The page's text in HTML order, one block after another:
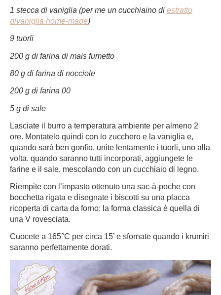
1 stecca di vaniglia (per me un cucchiaino di estratto
divaniglia home-made)
9 tuorli
200 g di farina di mais fumetto
80 g di farina di nocciole
200 g di farina 00
5 g di sale
Lasciate il burro a temperatura ambiente per almeno 2
ore. Montatelo quindi con lo zucchero e la vaniglia e,
quando sarà ben gonfio, unite lentamente i tuorli, uno alla
volta. quando saranno tutti incorporati, aggiungete le
farine e il sale, mescolando con un cucchiaio di legno.
Riempite con l’impasto ottenuto una sac-à-poche con
bocchetta rigata e disegnate i biscotti su una placca
ricoperta di carta da forno: la forma classica è quella di
una V rovesciata.
Cuocete a 165°C per circa 15’ e sfornate quando i krumiri
saranno perfettamente dorati.